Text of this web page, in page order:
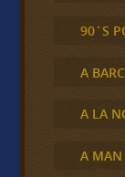
90´S
A
A LA
A MAN